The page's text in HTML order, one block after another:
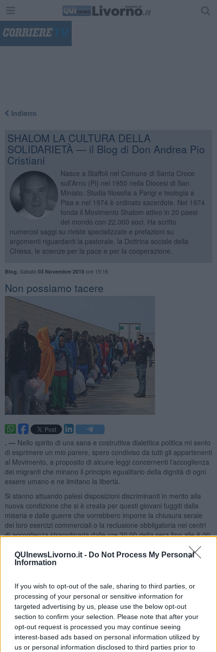
QUInewsLivorno.it - Do Not Process My Personal
Information
If you wish to opt-out of the sale, sharing to third parties, or
processing of your personal or sensitive information for
targeted advertising by us, please use the below opt-out
section to confirm your selection. Please note that after your
opt-out request is processed you may continue seeing
interest-based ads based on personal information utilized by
us or personal information disclosed to third parties prior to
Indietro
SHALOM LA CULTURA DELLA
SOLIDARIETÀ — il Blog di Don Andrea Pio
Cristiani
Nasce a Staffoli nel Comune di Santa Croce
sull’Arno (Pi) nel 1950 nella Diocesi di San
Miniato. Studia filosofia a Parigi e teologia a
Pisa e nel 1974 è ordinato sacerdote. Nel 1974
fonda il Movimento Shalom attivo in 20 paesi
del mondo con 22.000 soci. Ha scritto
numerosi saggi su riviste specializzate e prefazioni su
argomenti riguardanti la pastorale, la Dottrina sociale della
Chiesa, le scienze per la pace e per la cooperazione.
Blog Sabato 03 Novembre 2018ore 15:16
​Non possiamo tacere
. — Nello spirito di una sana e costruttiva dialettica politica mi sento
di esprimere un mio parere, spero condiviso da tutti gli appartenenti
al Movimento, a proposito di alcune leggi concernenti l'accoglienza
dei migranti che minano il principio egualitario della dignità di ogni
essere umano e ne limitano la libertà.
Si stanno attuando palesi disposizioni discriminanti in merito alla
nuova condizione che si è creata per questi giovani fuggiti dalla
miseria e dalle guerre che vorrebbero imporre la chiusura serale
dei loro esercizi commerciali o la reclusione obbligatoria nei centri
di accoglienza straordinaria dalle ore 20.00 della sera fino alle 6.00
del mattino, creando fasce orarie di coprifuoco di incomprensibile
attuazione ed evidente ingiustizia.
Mi preoccupa il destino incerto di coloro che non otterranno il
diritto di asilo o la protezione umanitaria.Che cosa succederà
una volta respinta la loro istanza? Si manifesterà una nefasta
condizione di clandestinità, creando la condizione di un sotto-
apolide che, a differenza degli apolidi, non avrà alcuna protezione
legale. Perchè non dargli almeno le stesse condizioni previste per